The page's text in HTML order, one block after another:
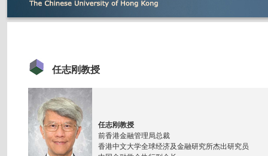
任志刚教授
任志刚教授
前香港金融管理局总裁
香港中文大学全球经济及金融研究所杰出研究员